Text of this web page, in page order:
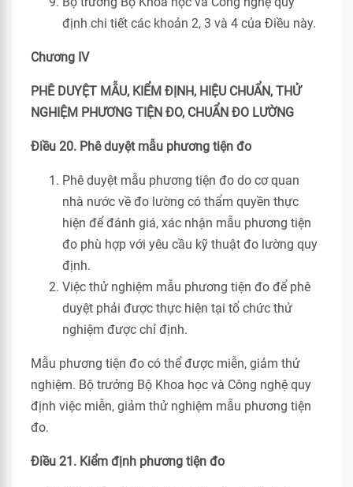
định chi tiết các khoản 2, 3 và 4 của Điều này.
Chương IV
PHÊ DUYỆT MẪU, KIỂM ĐỊNH, HIỆU CHUẨN, THỬ
NGHIỆM PHƯƠNG TIỆN ĐO, CHUẨN ĐO LƯỜNG
Điều 20. Phê duyệt mẫu phương tiện đo
Phê duyệt mẫu phương tiện đo do cơ quan
nhà nước về đo lường có thẩm quyền thực
hiện để đánh giá, xác nhận mẫu phương tiện
đo phù hợp với yêu cầu kỹ thuật đo lường quy
định.
Việc thử nghiệm mẫu phương tiện đo để phê
duyệt phải được thực hiện tại tổ chức thử
nghiệm được chỉ định.
Mẫu phương tiện đo có thể được miễn, giảm thử
nghiệm. Bộ trưởng Bộ Khoa học và Công nghệ quy
định việc miễn, giảm thử nghiệm mẫu phương tiện
đo.
Điều 21. Kiểm định phương tiện đo